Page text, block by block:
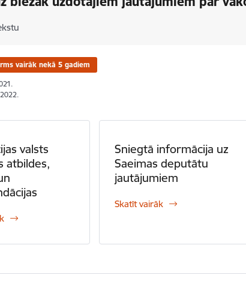
vairāk nekā 5 gadiem
valsts
atbildes,
Sniegtā informācija uz
Saeimas deputātu
jautājumiem
Skatīt vairāk